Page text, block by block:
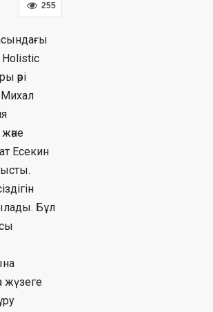
255
Holistic
әрі
Есекин
Бұл
жүзеге